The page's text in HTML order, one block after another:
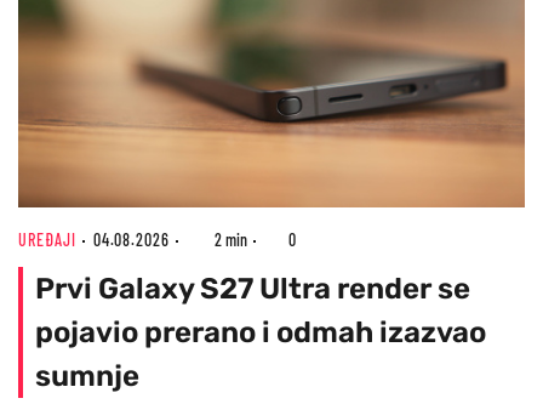
UREĐAJI 04.08.2026 2 min 0
Prvi Galaxy S27 Ultra render se
pojavio prerano i odmah izazvao
sumnje